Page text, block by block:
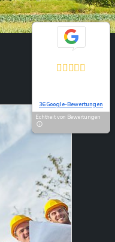
Exzellent
36 Google-Bewertungen
Echtheit von Bewertungen